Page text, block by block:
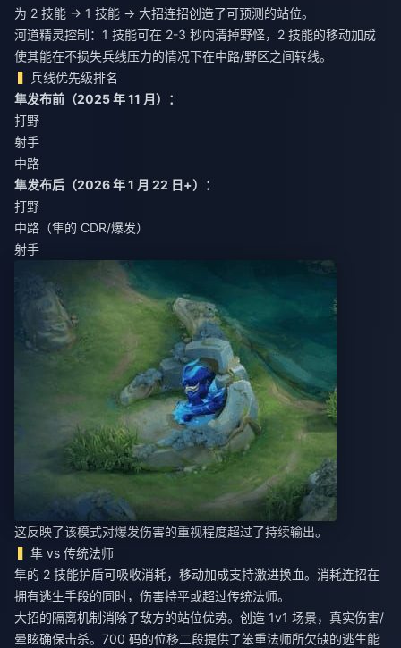
为 2 技能 → 1 技能 → 大招连招创造了可预测的站位。
河道精灵控制：1 技能可在 2-3 秒内清掉野怪，2 技能的移动加成
使其能在不损失兵线压力的情况下在中路/野区之间转线。
兵线优先级排名
隼发布前（2025 年 11 月）：
打野
射手
中路
隼发布后（2026 年 1 月 22 日+）：
打野
中路（隼的 CDR/爆发）
射手
这反映了该模式对爆发伤害的重视程度超过了持续输出。
隼 vs 传统法师
隼的 2 技能护盾可吸收消耗，移动加成支持激进换血。消耗连招在
拥有逃生手段的同时，伤害持平或超过传统法师。
大招的隔离机制消除了敌方的站位优势。创造 1v1 场景，真实伤害/
晕眩确保击杀。700 码的位移二段提供了笨重法师所欠缺的逃生能